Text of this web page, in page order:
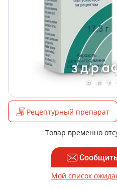
Рецептурный препарат
Товар временно
Мой список